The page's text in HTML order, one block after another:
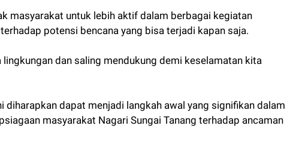
masyarakat untuk lebih aktif dalam berbagai kegiatan
potensi bencana yang bisa terjadi kapan saja.
dan saling mendukung demi keselamatan kita
diharapkan dapat menjadi langkah awal yang signifikan dalam
masyarakat Nagari Sungai Tanang terhadap ancaman